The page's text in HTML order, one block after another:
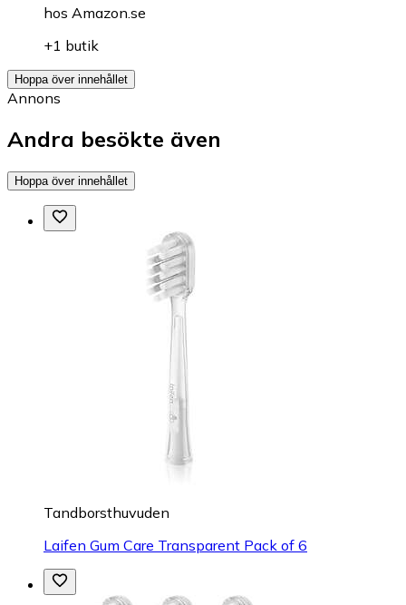
hos Amazon.se
+1 butik
Hoppa över innehållet
Annons
Andra besökte även
Hoppa över innehållet
Tandborsthuvuden
Laifen Gum Care Transparent Pack of 6